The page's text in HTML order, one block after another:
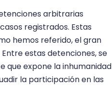
arbitrarias
registrados. Estas
hemos referido, el gran
estas detenciones, se
que expone la inhumanidad
la participación en las